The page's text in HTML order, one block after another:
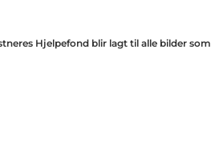
Hjelpefond blir lagt til alle bilder som